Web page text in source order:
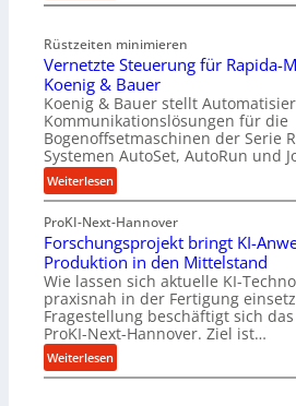
A
o
m
a
t
i
o
n
e
x
p
a
n
d
i
e
R
l
e
n
f
ü
h
r
g
e
n
e
r
h
ö
Rüstzeiten minimieren
Vernetzte Steuerung für Rapida-
Koenig & Bauer
Koenig & Bauer stellt
Kommunikationslösungen für die
Bogenoffsetmaschinen der Serie
Systemen AutoSet, AutoRun und
Weiterlesen:
V
e
r
n
e
t
z
t
e
ProKI-Next-Hannover
Forschungsprojekt bringt KI-
Produktion in den Mittelstand
Wie lassen sich aktuelle KI-
praxisnah in der Fertigung
Fragestellung beschäftigt sich
ProKI-Next-Hannover. Ziel ist…
Weiterlesen:
F